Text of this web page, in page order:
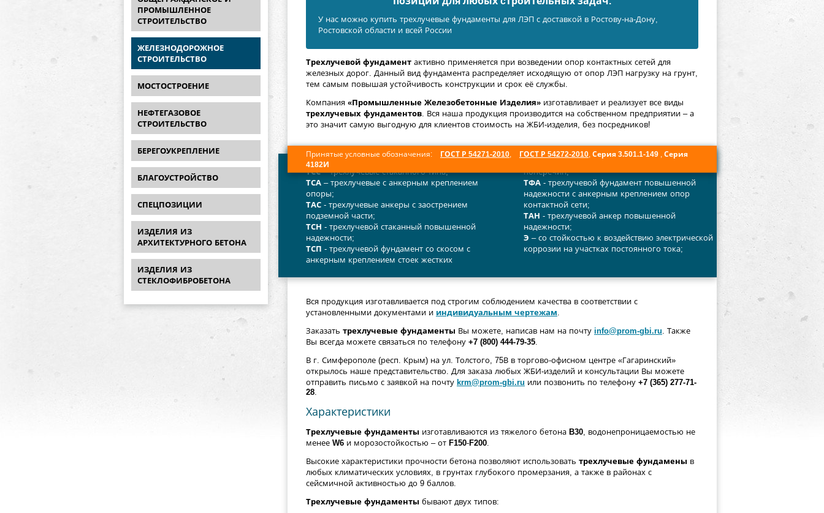
ПРОМЫШЛЕННОЕ
СТРОИТЕЛЬСТВО
ЖЕЛЕЗНОДОРОЖНОЕ
СТРОИТЕЛЬСТВО
МОСТОСТРОЕНИЕ
НЕФТЕГАЗОВОЕ
СТРОИТЕЛЬСТВО
БЕРЕГОУКРЕПЛЕНИЕ
БЛАГОУСТРОЙСТВО
СПЕЦПОЗИЦИИ
ИЗДЕЛИЯ ИЗ
АРХИТЕКТУРНОГО БЕТОНА
ИЗДЕЛИЯ ИЗ
СТЕКЛОФИБРОБЕТОНА
У нас можно купить трехлучевые фундаменты для ЛЭП с доставкой в Ростову-на-Дону,
Ростовской области и всей России
Трехлучевой фундамент активно применяется при возведении опор контактных сетей для
железных дорог. Данный вид фундамента распределяет исходящую от опор ЛЭП нагрузку на грунт,
тем самым повышая устойчивость конструкции и срок её службы.
Компания «Промышленные Железобетонные Изделия» изготавливает и реализует все виды
трехлучевых фундаментов. Вся наша продукция производится на собственном предприятии – а
это значит самую выгодную для клиентов стоимость на ЖБИ-изделия, без посредников!
Принятые условные обозначения: ГОСТ Р 54271-2010, ГОСТ Р 54272-2010, Серия 3.501.1-149 , Серия
4182И
ТСС– трехлучевые стаканного типа;
ТСА – трехлучевые с анкерным креплением
опоры;
ТАС - трехлучевые анкеры с заострением
подземной части;
ТСН - трехлучевой стаканный повышенной
надежности;
ТСП - трехлучевой фундамент со скосом с
анкерным креплением стоек жестких
поперечин;
ТФА- трехлучевой фундамент повышенной
надежности с анкерным креплением опор
контактной сети;
ТАН - трехлучевой анкер повышенной
надежности;
Э – со стойкостью к воздействию электрической
коррозии на участках постоянного тока;
Вся продукция изготавливается под строгим соблюдением качества в соответствии с
установленными документами и индивидуальным чертежам.
Заказать трехлучевые фундаменты Вы можете, написав нам на почту info@prom-gbi.ru. Также
Вы всегда можете связаться по телефону +7 (800) 444-79-35.
В г. Симферополе (респ. Крым) на ул. Толстого, 75В в торгово-офисном центре «Гагаринский»
открылось наше представительство. Для заказа любых ЖБИ-изделий и консультации Вы можете
отправить письмо с заявкой на почту krm@prom-gbi.ru или позвонить по телефону +7 (365) 277-71-
28.
Характеристики
Трехлучевые фундаменты изготавливаются из тяжелого бетона B30, водонепроницаемостью не
менее W6 и морозостойкостью – от F150-F200.
Высокие характеристики прочности бетона позволяют использовать трехлучевые фундамены в
любых климатических условиях, в грунтах глубокого промерзания, а также в районах с
сейсмичной активностью до 9 баллов.
Трехлучевые фундаменты бывают двух типов: